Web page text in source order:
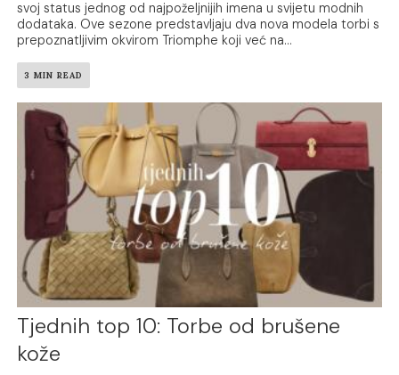
svoj status jednog od najpoželjnijih imena u svijetu modnih
dodataka. Ove sezone predstavljaju dva nova modela torbi s
prepoznatljivim okvirom Triomphe koji već na...
3 MIN READ
Tjednih top 10: Torbe od brušene
kože